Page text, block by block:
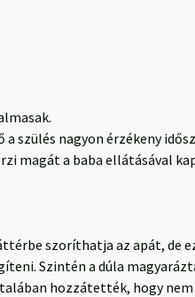
szülés nagyon érzékeny
magát a baba ellátásával
szoríthatja az apát, de
Szintén a dúla
hozzátették, hogy